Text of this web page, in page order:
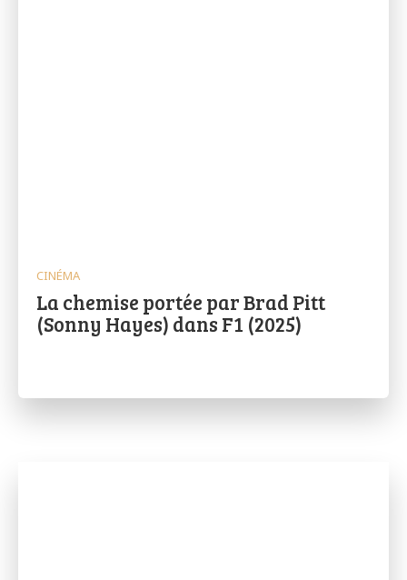
CINÉMA
La chemise portée par Brad Pitt
(Sonny Hayes) dans F1 (2025)